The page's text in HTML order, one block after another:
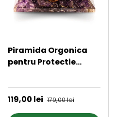
Piramida Orgonica
pentru Protectie
si Meditatie -
Dimensiune 70-75 mm
Preț de vânzare
119,00 lei Preț obișnuit
179,00 lei